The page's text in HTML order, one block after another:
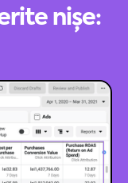
nișe: